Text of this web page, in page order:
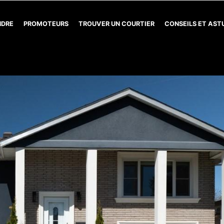
PROMOTEURS TROUVER UN COURTIER CONSEILS ET